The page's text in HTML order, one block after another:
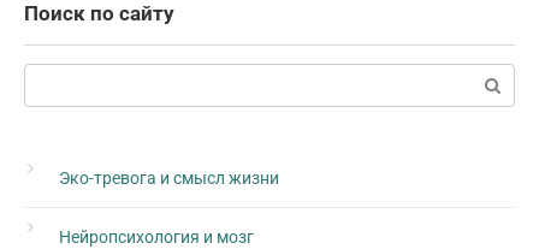
Поиск по сайту
Поиск:
Эко-тревога и смысл жизни
Нейропсихология и мозг